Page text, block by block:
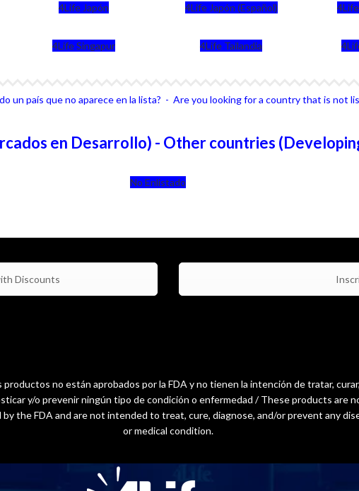
4Life Japón 4Life Japón (Español)
4Life Singapur 4Life Tailandia
un país que no aparece en la lista? - Are you looking for a country that is not
en Desarrollo) - Other countries
No Enlistado
Discounts
productos no están aprobados por la FDA y no tienen la intención de tratar, curar,
y/o prevenir ningún tipo de condición o enfermedad / These products are
by the FDA and are not intended to treat, cure, diagnose, and/or prevent any
or medical condition.